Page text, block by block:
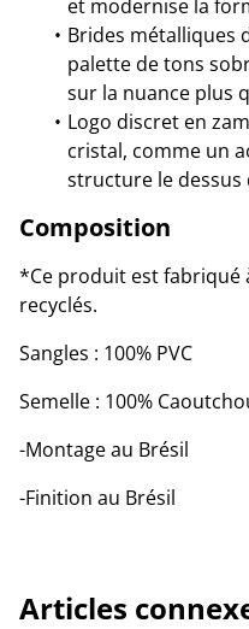
et modernise la
Brides métalliques
palette de tons
sur la nuance plus
Logo discret en
cristal, comme un
structure le dessus
Composition
*Ce produit est fabriqué
recyclés.
Sangles : 100% PVC
Semelle : 100%
-Montage au Brésil
-Finition au Brésil
Articles